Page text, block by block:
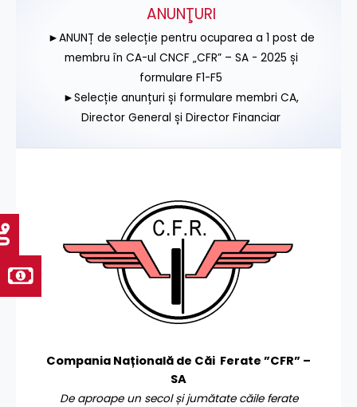
ANUNŢURI
►ANUNȚ de selecție pentru ocuparea a 1 post de
membru în CA-ul CNCF „CFR” – SA - 2025 și
formulare F1-F5
►Selecție anunțuri și formulare membri CA,
Director General și Director Financiar
Compania Națională de Căi Ferate ”CFR” –
SA
De aproape un secol și jumătate căile ferate